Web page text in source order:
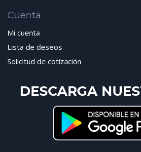
Cuenta
Mi cuenta
Lista de deseos
Solicitud de cotización
DESCARGA